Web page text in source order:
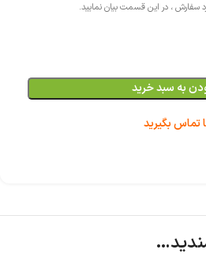
سفارش ، در این قسمت بیان نمایید.
به سبد خرید
بگیرید